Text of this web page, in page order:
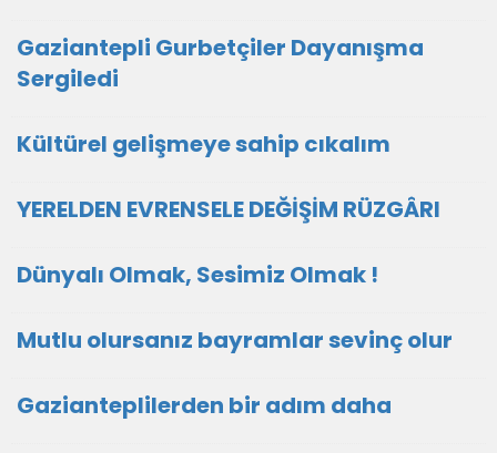
Gaziantepli Gurbetçiler Dayanışma
Sergiledi
Kültürel gelişmeye sahip cıkalım
YERELDEN EVRENSELE DEĞİŞİM RÜZGÂRI
Dünyalı Olmak, Sesimiz Olmak !
Mutlu olursanız bayramlar sevinç olur
Gazianteplilerden bir adım daha